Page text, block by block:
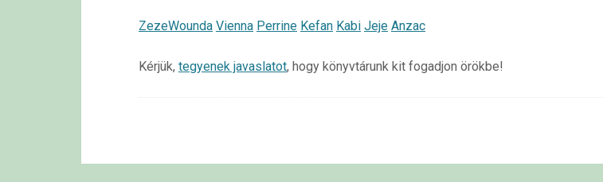
ZezeWounda Vienna Perrine Kefan Kabi Jeje Anzac
Kérjük, tegyenek javaslatot, hogy könyvtárunk kit fogadjon örökbe!